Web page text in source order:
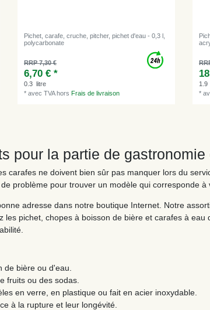
Pichet, carafe, cruche, pitcher, pichet d'eau - 0,3 l,
polycarbonate
RRP 7,30 €
6,70 € *
0.3 litre
*avec TVAhorsFrais de livraison
1.9
*
pour la partie de
ne doivent bien sûr pas manquer lors du
problème pour trouver un modèle qui corresponde à
adresse dans notre boutique Internet. Notre
pichet, chopes à boisson de bière et carafes à eau
bière ou d'eau.
fruits ou des sodas.
en verre, en plastique ou fait en acier inoxydable.
à la rupture et leur longévité.